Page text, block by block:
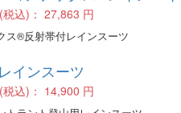
込)： 27,863 円
ス®反射帯付レインスーツ
インスーツ
込)： 14,900 円